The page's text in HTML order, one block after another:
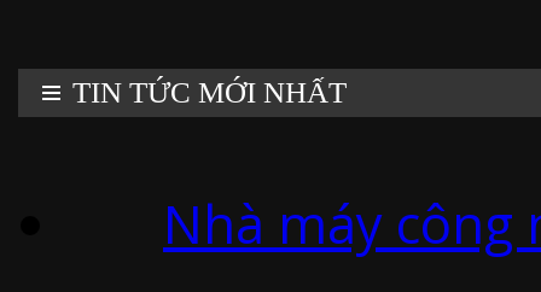
TIN TỨC MỚI NHẤT
Nhà máy công